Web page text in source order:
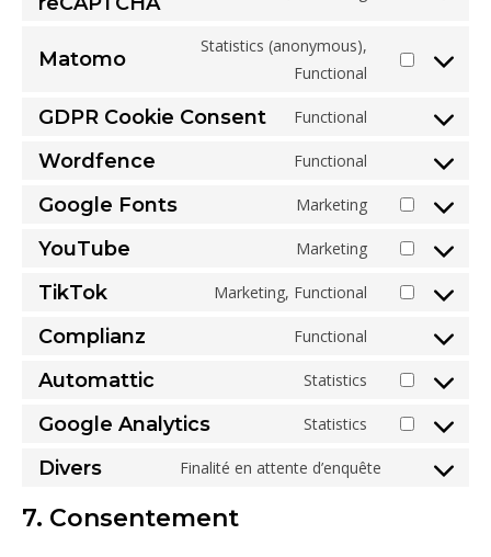
Matomo
Statistics (anonymous),
Functional
Consent to
GDPR Cookie Consent Functional
Consent to
Wordfence Functional
Consent to
Google Fonts Marketing
Consent to
YouTube Marketing
Consent to
TikTok Marketing, Functional
Consent to
Complianz Functional
Consent to
Automattic Statistics
Consent to
Google Analytics Statistics
Consent to
Divers Finalité en attente d’enquête
Consent to
7. Consentement